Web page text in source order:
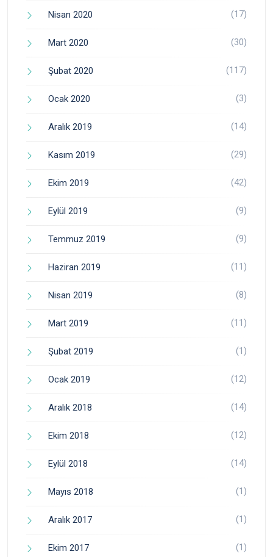
Nisan 2020 (17)
Mart 2020 (30)
Şubat 2020 (117)
Ocak 2020 (3)
Aralık 2019 (14)
Kasım 2019 (29)
Ekim 2019 (42)
Eylül 2019 (9)
Temmuz 2019 (9)
Haziran 2019 (11)
Nisan 2019 (8)
Mart 2019 (11)
Şubat 2019 (1)
Ocak 2019 (12)
Aralık 2018 (14)
Ekim 2018 (12)
Eylül 2018 (14)
Mayıs 2018 (1)
Aralık 2017 (1)
Ekim 2017 (1)